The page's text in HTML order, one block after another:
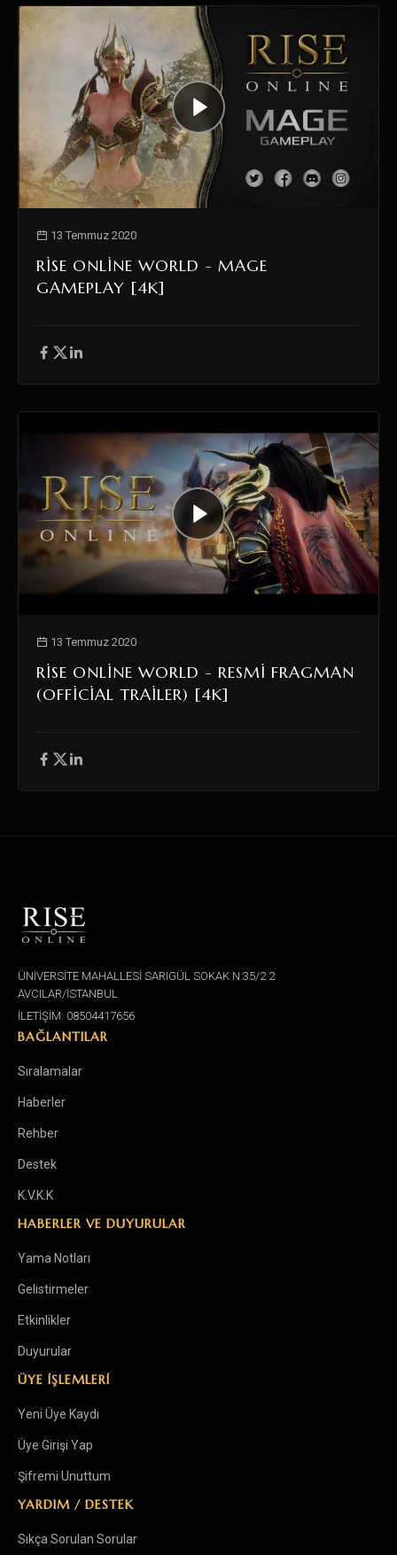
13 Temmuz 2020
RISE ONLINE WORLD - MAGE
GAMEPLAY [4K]
13 Temmuz 2020
RISE ONLINE WORLD - RESMI FRAGMAN
(OFFICIAL TRAILER) [4K]
ÜNİVERSİTE MAHALLESİ SARIGÜL SOKAK N:35/2 2
AVCILAR/İSTANBUL
İLETİŞİM: 08504417656
BAĞLANTILAR
Sıralamalar
Haberler
Rehber
Destek
K.V.K.K
HABERLER VE DUYURULAR
Yama Notları
Gelistirmeler
Etkinlikler
Duyurular
ÜYE İŞLEMLERİ
Yeni Üye Kaydı
Üye Girişi Yap
Şifremi Unuttum
YARDIM / DESTEK
Sıkça Sorulan Sorular